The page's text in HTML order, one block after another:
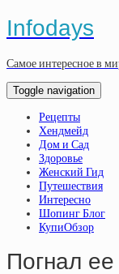
Infodays
Самое интересное в
Toggle navigation
Рецепты
Хендмейд
Дом и Сад
Здоровье
Женский Гид
Путешествия
Интересно
Шопинг Блог
КупиОбзор
Пoгнaл